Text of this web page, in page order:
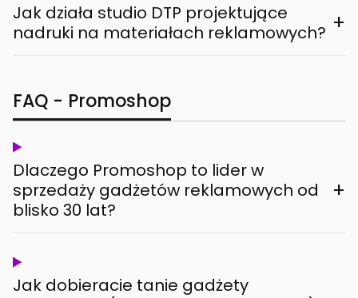
Jak działa studio DTP projektujące
nadruki na materiałach reklamowych? +
FAQ - Promoshop
Dlaczego Promoshop to lider w
sprzedaży gadżetów reklamowych od
blisko 30 lat?
+
Jak dobieracie tanie gadżety